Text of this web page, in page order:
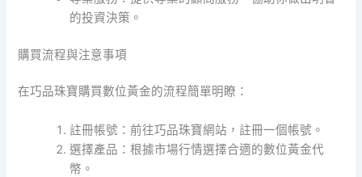
的投資決策。
購買流程與注意事項
在巧品珠寶購買數位黃金的流程簡單明瞭：
註冊帳號：前往巧品珠寶網站，註冊一個帳號。
選擇產品：根據市場行情選擇合適的數位黃金代
幣。